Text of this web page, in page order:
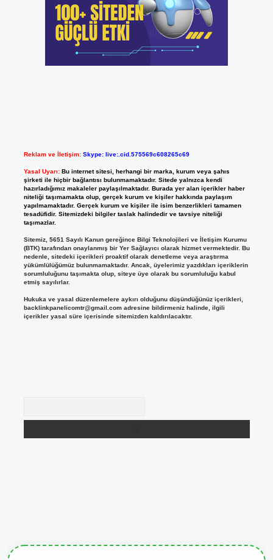
Reklam ve İletişim: Skype: live:.cid.575569c608265c69
Yasal Uyarı: Bu internet sitesi, herhangi bir marka, kurum veya şahıs
şirketi ile hiçbir bağlantısı bulunmamaktadır. Sitede yalnızca kendi
hazırladığımız makaleler paylaşılmaktadır. Burada yer alan içerikler haber
niteliği taşımamakta olup, gerçek kurum ve kişiler hakkında paylaşım
yapılmamaktadır. Gerçek kurum ve kişiler ile isim benzerlikleri tamamen
tesadüfidir. Sitemizdeki bilgiler taslak halindedir ve tavsiye niteliği
taşımazlar.
Sitemiz, 5651 Sayılı Kanun gereğince Bilgi Teknolojileri ve İletişim Kurumu
(BTK) tarafından onaylanmış bir Yer Sağlayıcı olarak hizmet vermektedir. Bu
nedenle, sitedeki içerikleri proaktif olarak denetleme veya araştırma
yükümlülüğümüz bulunmamaktadır. Ancak, üyelerimiz yazdıkları içeriklerin
sorumluluğunu taşımakta olup, siteye üye olarak bu sorumluluğu kabul
etmiş sayılırlar.
Hukuka ve yasal düzenlemelere aykırı olduğunu düşündüğünüz içerikleri,
backlinkpanelicomtr@gmail.comadresine bildirmeniz halinde, ilgili
içerikler yasal süre içerisinde sitemizden kaldırılacaktır.